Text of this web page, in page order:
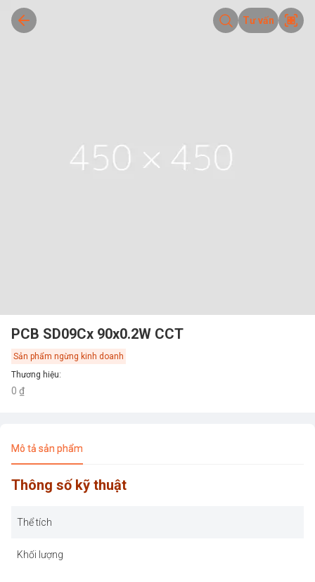
Tư vấn
PCB SD09Cx 90x0.2W CCT
Sản phẩm ngừng kinh doanh
Thương hiệu:
0 ₫
Mô tả sản phẩm
Thông số kỹ thuật
Thể tích
Khối lượng